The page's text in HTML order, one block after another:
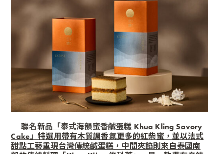
聯名新品「泰式海韻蜜香鹹蛋糕 Khua Kling Savory
Cake」特選用帶有木質調香氣更多的紅柴蜜，並以法式
甜點工藝重現台灣傳統鹹蛋糕，中間夾餡則來自泰國南